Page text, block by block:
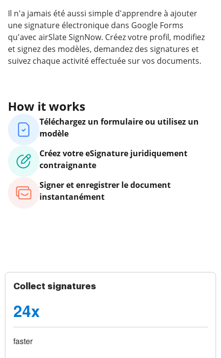
Il n'a jamais été aussi simple d'apprendre à ajouter
une signature électronique dans Google Forms
qu'avec airSlate SignNow. Créez votre profil, modifiez
et signez des modèles, demandez des signatures et
suivez chaque activité effectuée sur vos documents.
How it works
Téléchargez un formulaire ou utilisez un
modèle
Créez votre eSignature juridiquement
contraignante
Signer et enregistrer le document
instantanément
Collect signatures
24x
faster